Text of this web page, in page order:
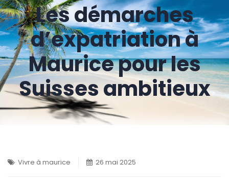
Les démarches
d’expatriation à
Maurice pour les
Suisses ambitieux
Vivre à maurice 26 mai 2025